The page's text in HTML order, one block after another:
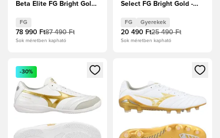
Beta Elite FG Bright Gold -
szürke
FG
78 990 Ft87 490 Ft
Sok méretben kapható
Select FG Bright Gold -
FG Gyerekek
20 490 Ft25 490 Ft
Sok méretben kapható
Megnyit egy modált a bejelentkezéshez vagy a tagként
-30%
Megnyit egy modált a